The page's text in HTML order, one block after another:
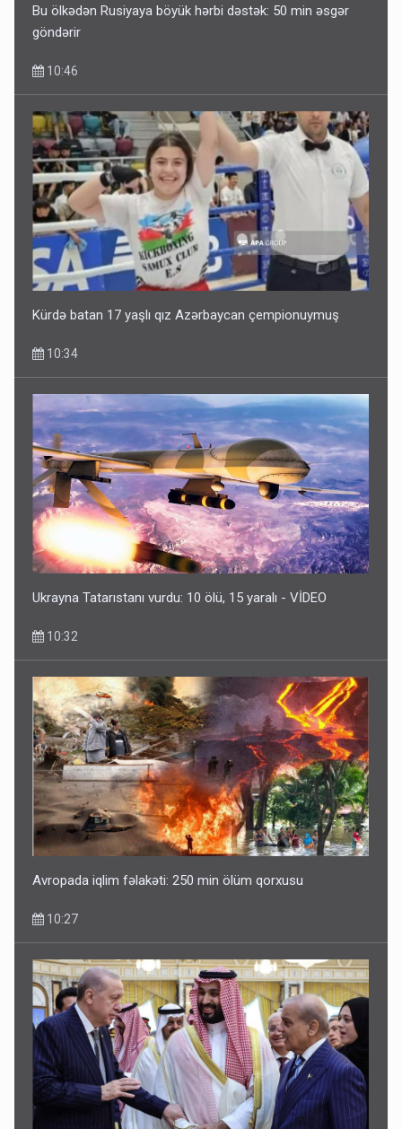
Bu ölkədən Rusiyaya böyük hərbi dəstək: 50 min əsgər
göndərir
10:46
Kürdə batan 17 yaşlı qız Azərbaycan çempionuymuş
10:34
Ukrayna Tatarıstanı vurdu: 10 ölü, 15 yaralı - VİDEO
10:32
Avropada iqlim fəlakəti: 250 min ölüm qorxusu
10:27